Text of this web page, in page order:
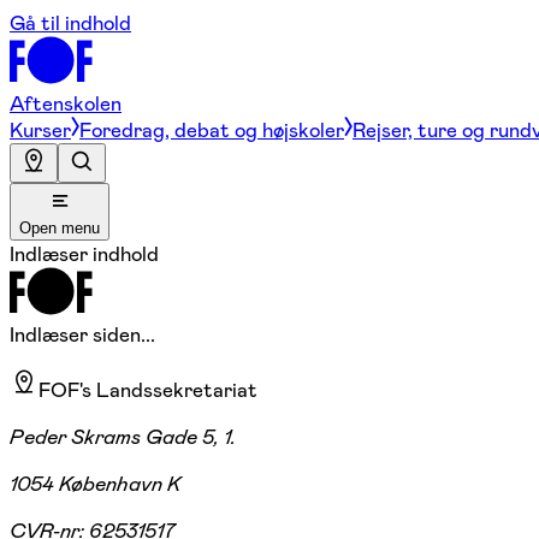
Gå til indhold
Aftenskolen
Kurser Foredrag, debat og højskoler Rejser, ture og
Open menu
Indlæser indhold
Indlæser siden...
FOF's Landssekretariat
Peder Skrams Gade 5, 1.
1054 København K
CVR-nr: 62531517